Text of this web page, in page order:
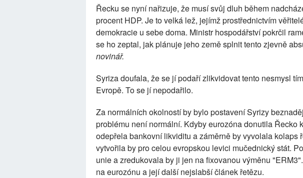
Řecku se nyní nařizuje, že musí svůj dluh během
procent HDP. Je to velká lež, jejímž prostřednictvím
demokracie u sebe doma. Ministr hospodářství pokrčil
se ho zeptal, jak plánuje jeho země splnit tento zjevně
novinář.
Syriza doufala, že se jí podaří zlikvidovat tento nesmysl
Evropě. To se jí nepodařilo.
Za normálních okolností by bylo postavení Syrizy
problému není normální. Kdyby eurozóna donutila Řecko
odepřela bankovní likviditu a záměrně by vyvolala kolaps
vytvořila by pro celou evropskou levici mučednický stát.
unie a zredukovala by ji jen na fixovanou výměnu
na eurozónu a její další nejslabší článek řetězu.